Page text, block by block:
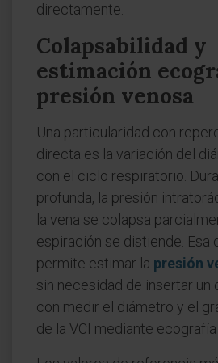
directamente.
Colapsabilidad y
estimación
presión venosa
Una particularidad con
directa es la variación del
con el ciclo respiratorio.
profunda, la presión
la vena se colapsa
espiración se distiende. Esa
permite estimar la presión
sin necesidad de insertar un
con medir el diámetro y el
de la VCI mediante ecografía